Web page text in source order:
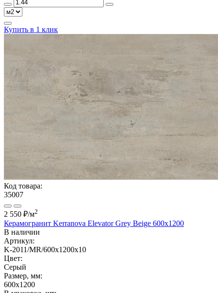
Купить в 1 клик
Код товара:
35007
2 550 ₽/м2
Керамогранит Kerranova Elevator Grey Beige 600x1200
В наличии
Артикул:
K-2011/MR/600x1200x10
Цвет:
Серый
Размер, мм:
600x1200